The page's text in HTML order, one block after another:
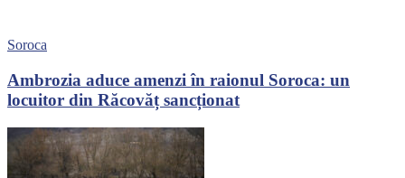
Soroca
Ambrozia aduce amenzi în raionul Soroca: un
locuitor din Răcovăț sancționat